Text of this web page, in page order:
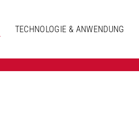
TECHNOLOGIE & ANWENDUNG